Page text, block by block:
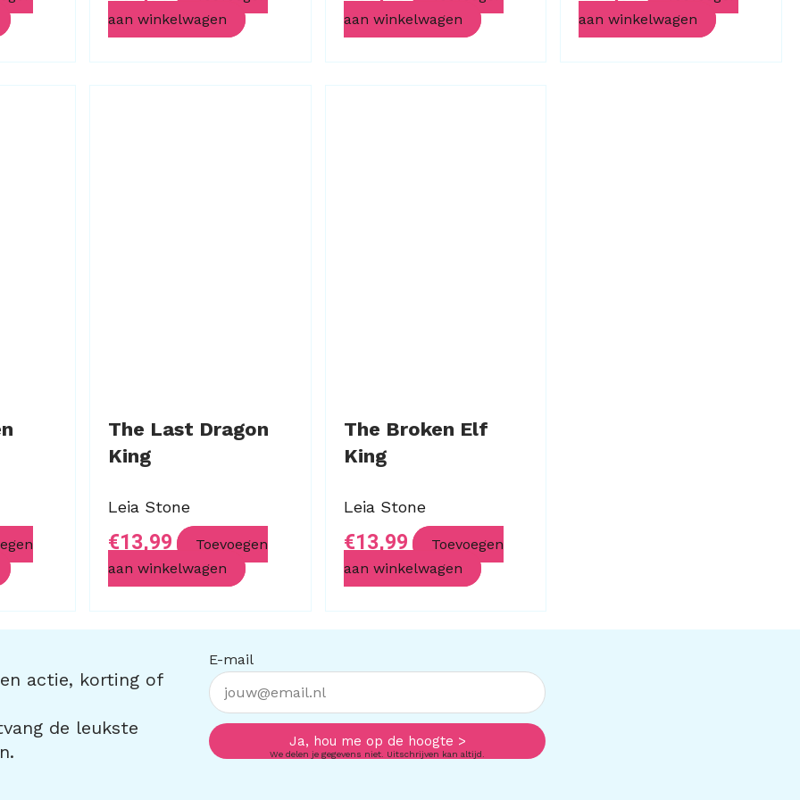
aan winkelwagen
aan winkelwagen
aan winkelwagen
The Last Dragon
King
Leia Stone
€13,99
Toevoegen
aan winkelwagen
The Broken Elf
King
Leia Stone
€13,99
Toevoegen
aan winkelwagen
actie, korting of
de leukste
E-mail
Ja, hou me op de hoogte >
We delen je gegevens niet. Uitschrijven kan altijd.